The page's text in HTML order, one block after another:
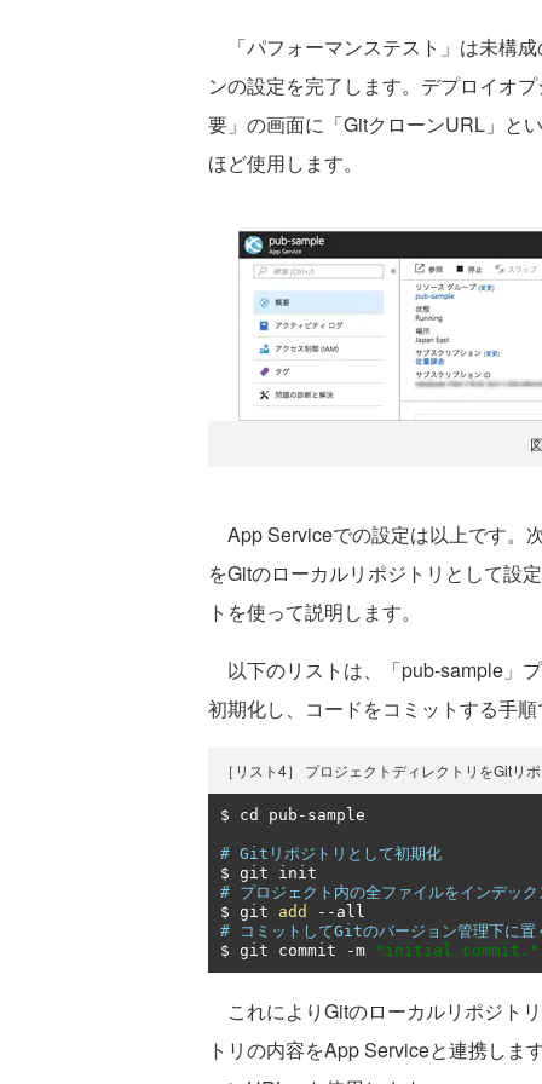
「パフォーマンステスト」は未構
ンの設定を完了します。デプロイオ
要」の画面に「GitクローンURL」と
ほど使用します。
App Serviceでの設定は以上です。
をGitのローカルリポジトリとして設
トを使って説明します。
以下のリストは、「pub-sample」
初期化し、コードをコミットする手
［リスト4］ プロジェクトディレクトリをGitリ
$ cd pub - sample
# Gitリポジトリとして初期化
# プロジェクト内の全ファイルをインデック
$ git add --
# コミットしてGitのバージョン管理下に置
$ git commit
-m "initial commit."
これによりGitのローカルリポジト
トリの内容をApp Serviceと連携し